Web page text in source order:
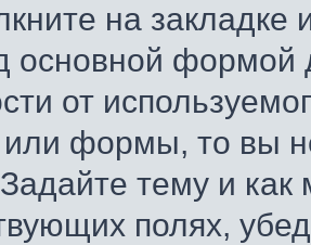
на
основной формой
от
или формы, то вы
тему и
полях,